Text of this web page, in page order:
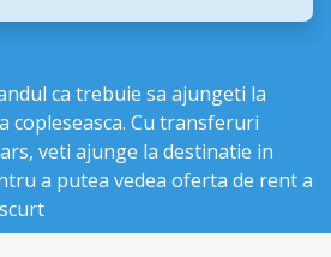
ca trebuie sa ajungeti la
copleseasca. Cu transferuri
veti ajunge la destinatie in
a putea vedea oferta de rent a